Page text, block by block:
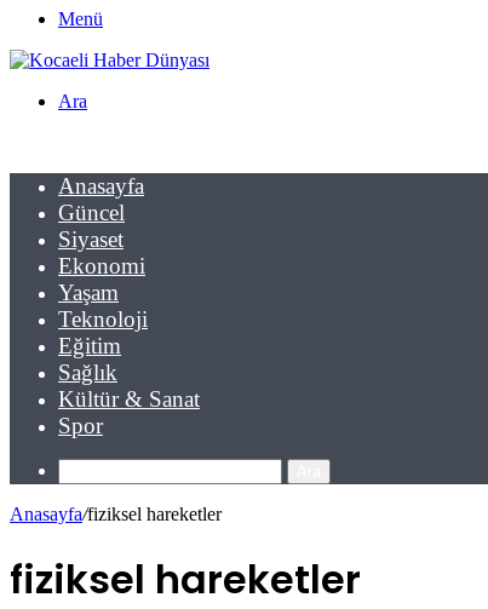
Menü
Ara
Anasayfa
Güncel
Siyaset
Ekonomi
Yaşam
Teknoloji
Eğitim
Sağlık
Kültür & Sanat
Spor
Anasayfa/fiziksel hareketler
fiziksel hareketler